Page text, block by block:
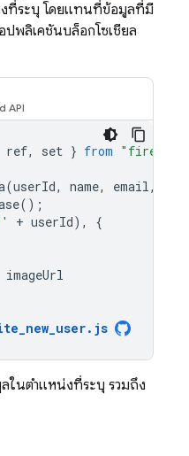
งที่ระบุ โดยแทนที่ข้อมูลที่มี
พลิเคชันบล็อกโซเชียล
ref, set } from
(userId, name, email,
();
+ userId),
{
imageUrl
. js
ในตำแหน่งที่ระบุ รวมถึง